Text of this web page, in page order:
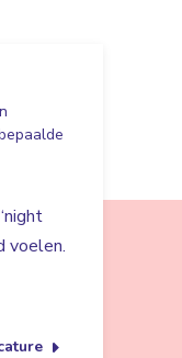
voelen.